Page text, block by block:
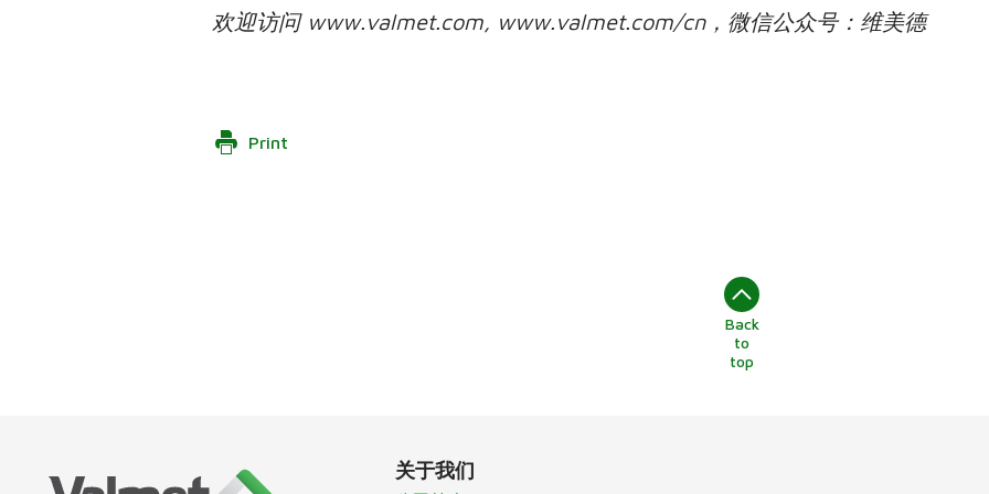
欢迎访问 www.valmet.com, www.valmet.com/cn，微信公众号：维美德
Print
Back
to
top
关于我们